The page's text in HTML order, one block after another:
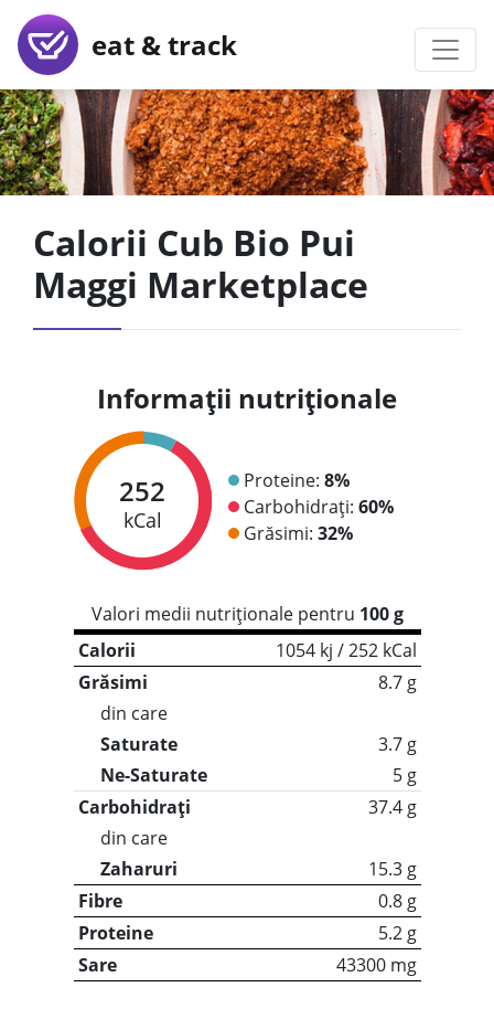
eat & track
Calorii Cub Bio Pui
Maggi Marketplace
Informații nutriționale
252
kCal
Proteine: 8%
Carbohidrați: 60%
Grăsimi: 32%
Valori medii nutriționale pentru 100 g
Calorii
1054 kj / 252 kCal
Grăsimi
8.7 g
din care
Saturate
3.7 g
Ne-Saturate
5 g
Carbohidrați
37.4 g
din care
Zaharuri
15.3 g
Fibre
0.8 g
Proteine
5.2 g
Sare
43300 mg